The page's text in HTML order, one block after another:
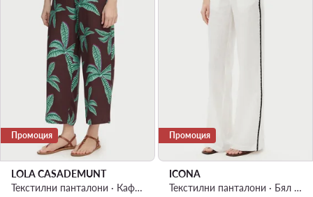
Промоция
LOLA CASADEMUNT
Текстилни панталони · Кафяв
Промоция
ICONA
Текстилни панталони · Бял · Relaxed Fit